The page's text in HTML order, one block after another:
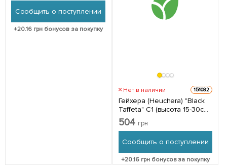
Сообщить о поступлении
+20.16грн бонусов за покупку
Нет в наличии 154082
Гейхера (Heuchera) "Black
Taffeta" С1 (высота 15-30см)
1 саженец в упаковке
504 грн
Сообщить о поступлении
+20.16грн бонусов за покупку